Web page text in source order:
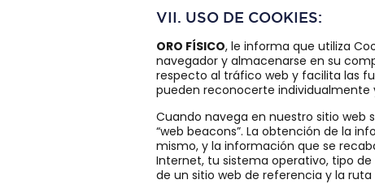
VII. USO DE COOKIES:
ORO FÍSICO, le informa que utiliza
navegador y almacenarse en su
respecto al tráfico web y facilita las
pueden reconocerte individualmente
Cuando navega en nuestro sitio web
“web beacons”. La obtención de la
mismo, y la información que se
Internet, tu sistema operativo, tipo
de un sitio web de referencia y la